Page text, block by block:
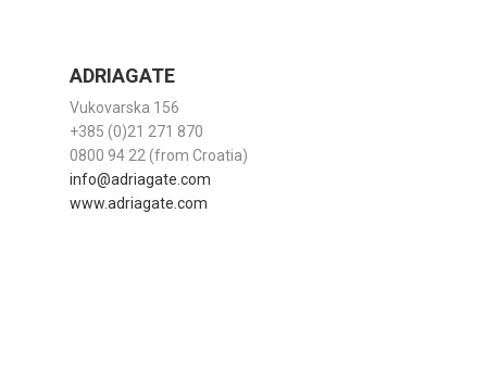
ADRIAGATE
Vukovarska 156
+385 (0)21 271 870
0800 94 22 (from Croatia)
info@adriagate.com
www.adriagate.com